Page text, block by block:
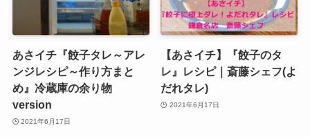
あさイチ『餃子タレ～アレ
ンジレシピ～作り方まと
め』冷蔵庫の余り物
version
2021年6月17日
【あさイチ】『餃子のタ
レ』レシピ｜斎藤シェフ(よ
だれタレ)
2021年6月17日